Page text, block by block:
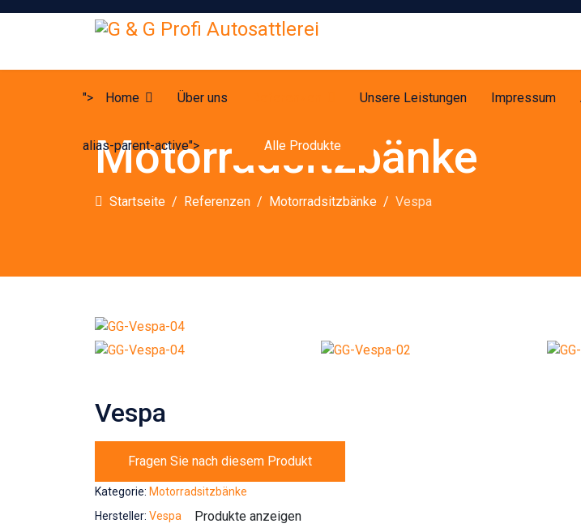
"> Home Über uns Unsere Leistungen Impressum
alias-parent-active"> Alle Produkte
Motorradsitzbänke
Startseite Referenzen Motorradsitzbänke Vespa
Vespa
Fragen Sie nach diesem Produkt
Kategorie: Motorradsitzbänke
Hersteller: Vespa Produkte anzeigen